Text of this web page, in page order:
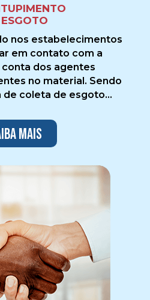
nos estabelecimentos
em contato com a
dos agentes
no material. Sendo
de coleta de esgoto...
mais